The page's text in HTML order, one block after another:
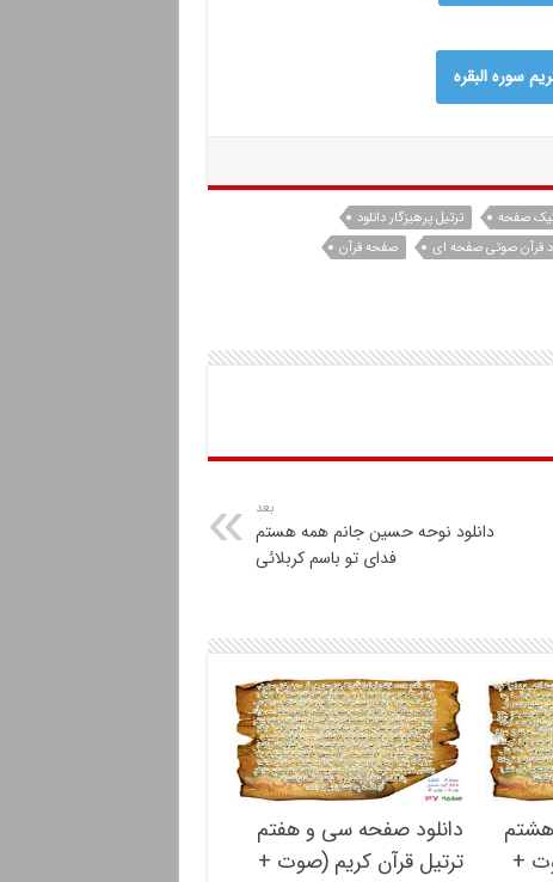
سوره البقره
صفحه
ترتیل پرهیزگار دانلود
قرآن صوتی صفحه ای
صفحه قرآن
بعد
دانلود نوحه حسین جانم همه هستم
فدای تو باسم کربلائی
+
دانلود صفحه سی و هفتم
ترتیل قرآن کریم (صوت +